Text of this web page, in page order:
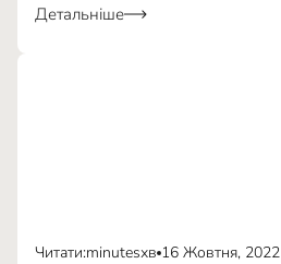
Детальніше
Читати:minutesхв 16 Жовтня, 2022